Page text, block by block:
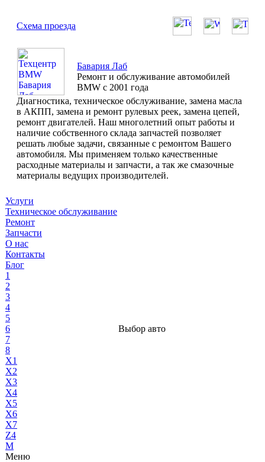
Схема проезда
Бавария Лаб
Ремонт и обслуживание автомобилей
BMW с 2001 года
Диагностика, техническое обслуживание, замена масла
в АКПП, замена и ремонт рулевых реек, замена цепей,
ремонт двигателей. Наш многолетний опыт работы и
наличие собственного склада запчастей позволяет
решать любые задачи, связанные с ремонтом Вашего
автомобиля. Мы применяем только качественные
расходные материалы и запчасти, а так же смазочные
материалы ведущих производителей.
Услуги
Техническое обслуживание
Ремонт
Запчасти
О нас
Контакты
Блог
1
2
3
4
5
6
7
8
X1
X2
X3
X4
X5
X6
X7
Z4
М
Меню
Выбор авто